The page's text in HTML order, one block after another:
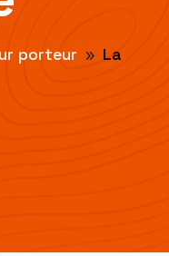
porteur 9 La